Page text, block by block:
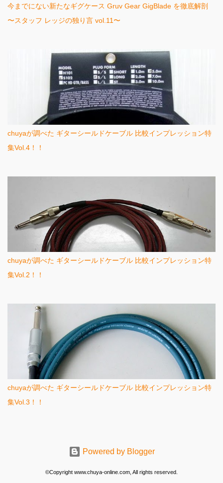
今までにない新たなギグケース Gruv Gear GigBlade を徹底解剖
〜スタッフ レッジの独り言 vol.11〜
chuyaが調べた ギターシールドケーブル 比較インプレッション特
集Vol.4！！
chuyaが調べた ギターシールドケーブル 比較インプレッション特
集Vol.2！！
chuyaが調べた ギターシールドケーブル 比較インプレッション特
集Vol.3！！
Powered by Blogger
©Copyright www.chuya-online.com, All rights reserved.